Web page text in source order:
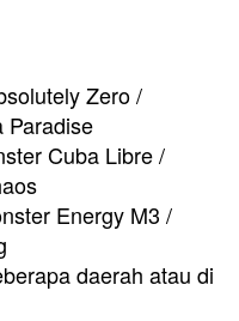
Zero /
Paradise
Cuba Libre /
Energy M3 /
daerah atau di